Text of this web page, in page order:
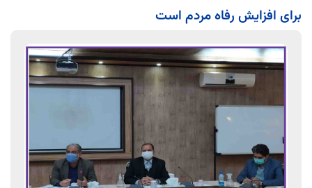
برای افزایش رفاه مردم است